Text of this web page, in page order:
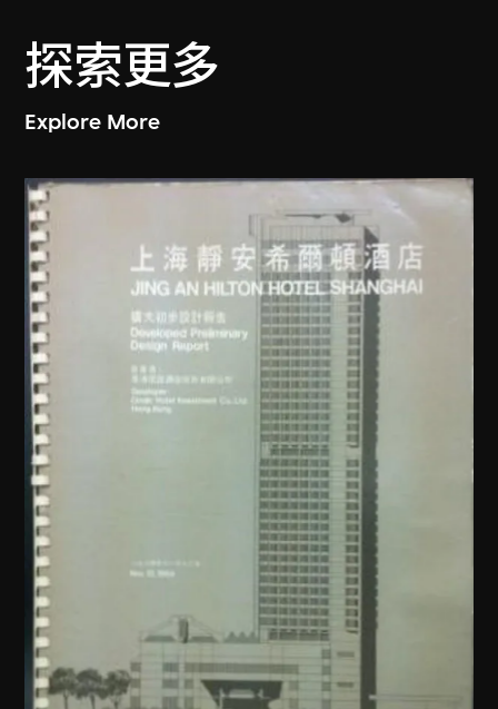
探索更多
Explore More